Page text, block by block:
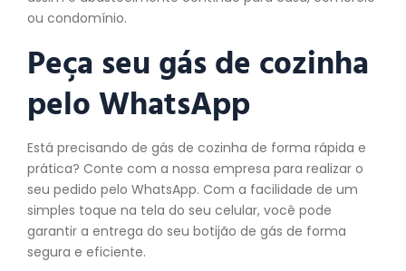
ou condomínio.
Peça seu gás de cozinha
pelo WhatsApp
Está precisando de gás de cozinha de forma rápida e
prática? Conte com a nossa empresa para realizar o
seu pedido pelo WhatsApp. Com a facilidade de um
simples toque na tela do seu celular, você pode
garantir a entrega do seu botijão de gás de forma
segura e eficiente.